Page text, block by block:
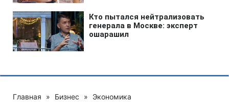
Главная » Бизнес » Экономика